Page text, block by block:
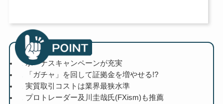
ボーナスキャンペーンが充実
「ガチャ」を回して証拠金を増やせる!?
実質取引コストは業界最狭水準
プロトレーダー及川圭哉氏(FXism)も推薦